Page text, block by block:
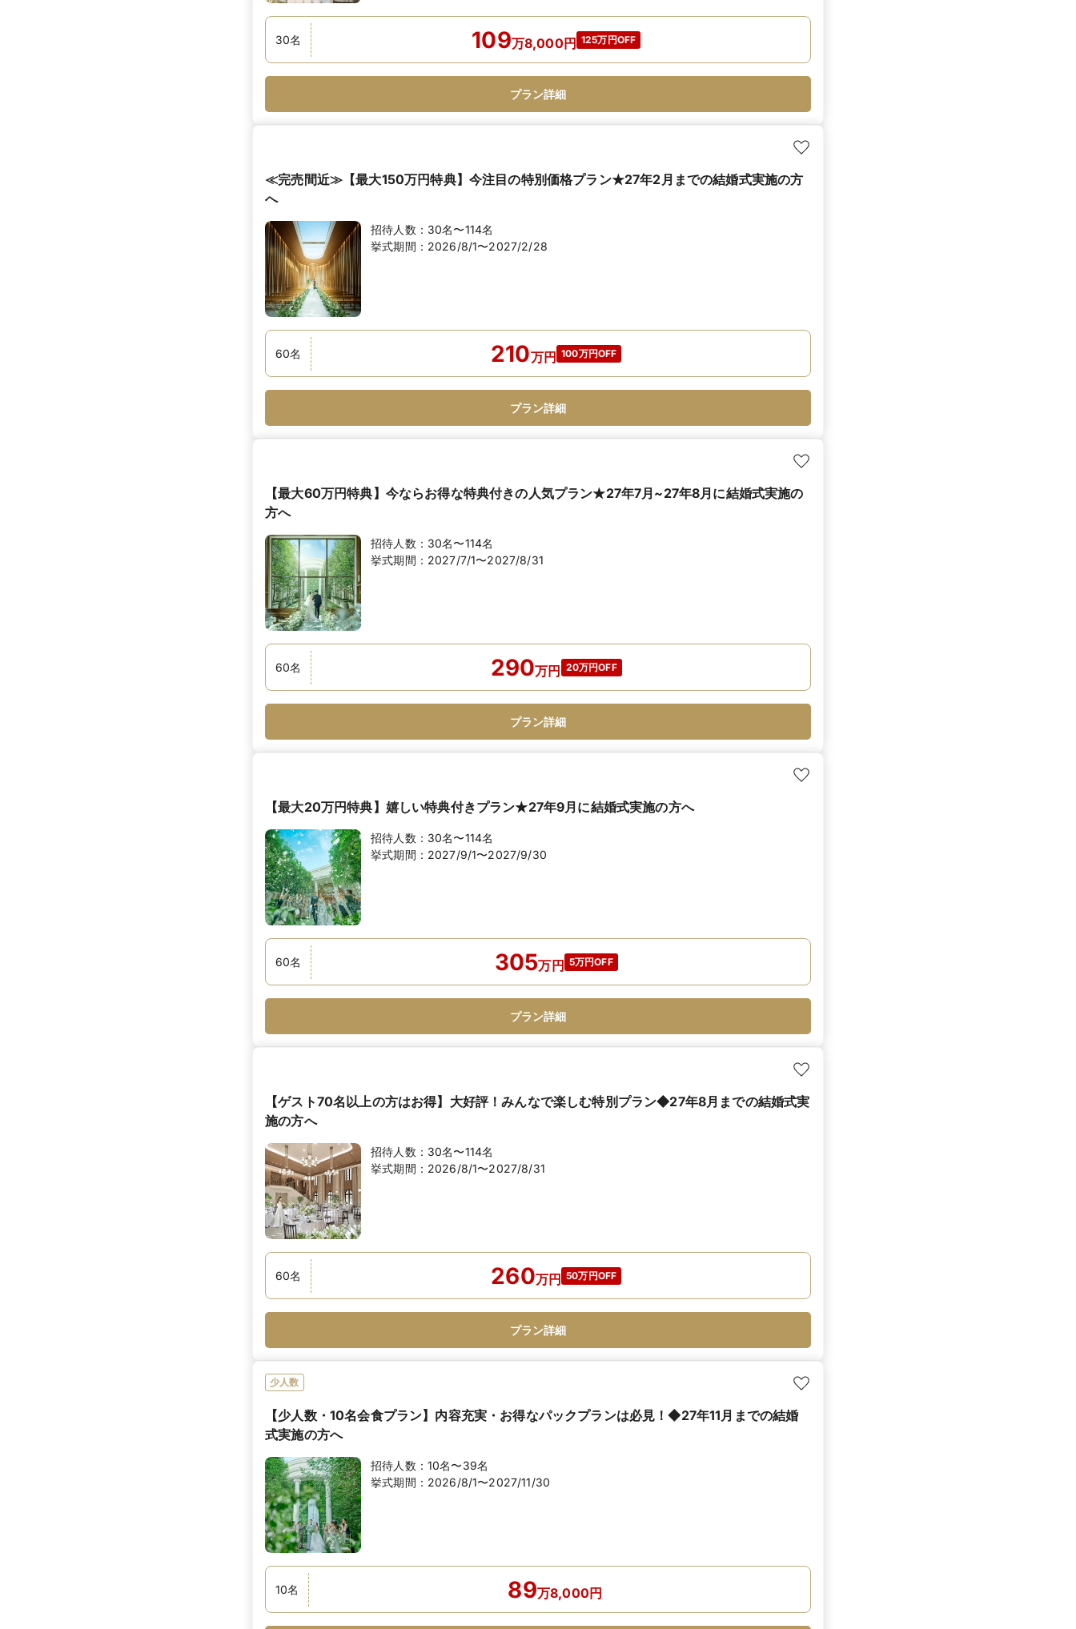
30名 109万8,000円 125万円OFF
プラン詳細
≪完売間近≫【最大150万円特典】今注目の特別価格プラン★27年2月までの結婚式実施の方
へ
招待人数： 30名〜114名
挙式期間： 2026/8/1〜2027/2/28
60名 210万円 100万円OFF
プラン詳細
【最大60万円特典】今ならお得な特典付きの人気プラン★27年7月~27年8月に結婚式実施の
方へ
招待人数： 30名〜114名
挙式期間： 2027/7/1〜2027/8/31
60名 290万円 20万円OFF
プラン詳細
【最大20万円特典】嬉しい特典付きプラン★27年9月に結婚式実施の方へ
招待人数： 30名〜114名
挙式期間： 2027/9/1〜2027/9/30
60名 305万円 5万円OFF
プラン詳細
【ゲスト70名以上の方はお得】大好評！みんなで楽しむ特別プラン◆27年8月までの結婚式実
施の方へ
招待人数： 30名〜114名
挙式期間： 2026/8/1〜2027/8/31
60名 260万円 50万円OFF
プラン詳細
少人数
【少人数・10名会食プラン】内容充実・お得なパックプランは必見！◆27年11月までの結婚
式実施の方へ
招待人数： 10名〜39名
挙式期間： 2026/8/1〜2027/11/30
10名 89万8,000円